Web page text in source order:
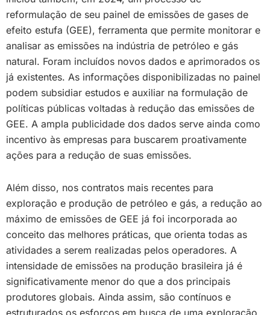
reformulação de seu painel de emissões de gases de
efeito estufa (GEE), ferramenta que permite monitorar e
analisar as emissões na indústria de petróleo e gás
natural. Foram incluídos novos dados e aprimorados os
já existentes. As informações disponibilizadas no painel
podem subsidiar estudos e auxiliar na formulação de
políticas públicas voltadas à redução das emissões de
GEE. A ampla publicidade dos dados serve ainda como
incentivo às empresas para buscarem proativamente
ações para a redução de suas emissões.
Além disso, nos contratos mais recentes para
exploração e produção de petróleo e gás, a redução ao
máximo de emissões de GEE já foi incorporada ao
conceito das melhores práticas, que orienta todas as
atividades a serem realizadas pelos operadores. A
intensidade de emissões na produção brasileira já é
significativamente menor do que a dos principais
produtores globais. Ainda assim, são contínuos e
estruturados os esforços em busca de uma exploração